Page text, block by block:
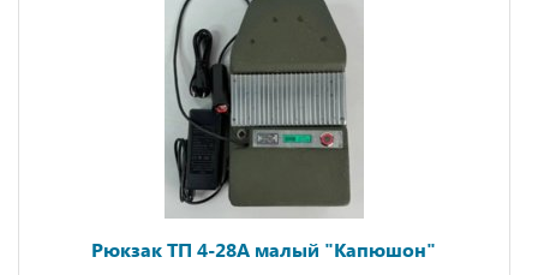
Рюкзак ТП 4-28А малый "Капюшон"